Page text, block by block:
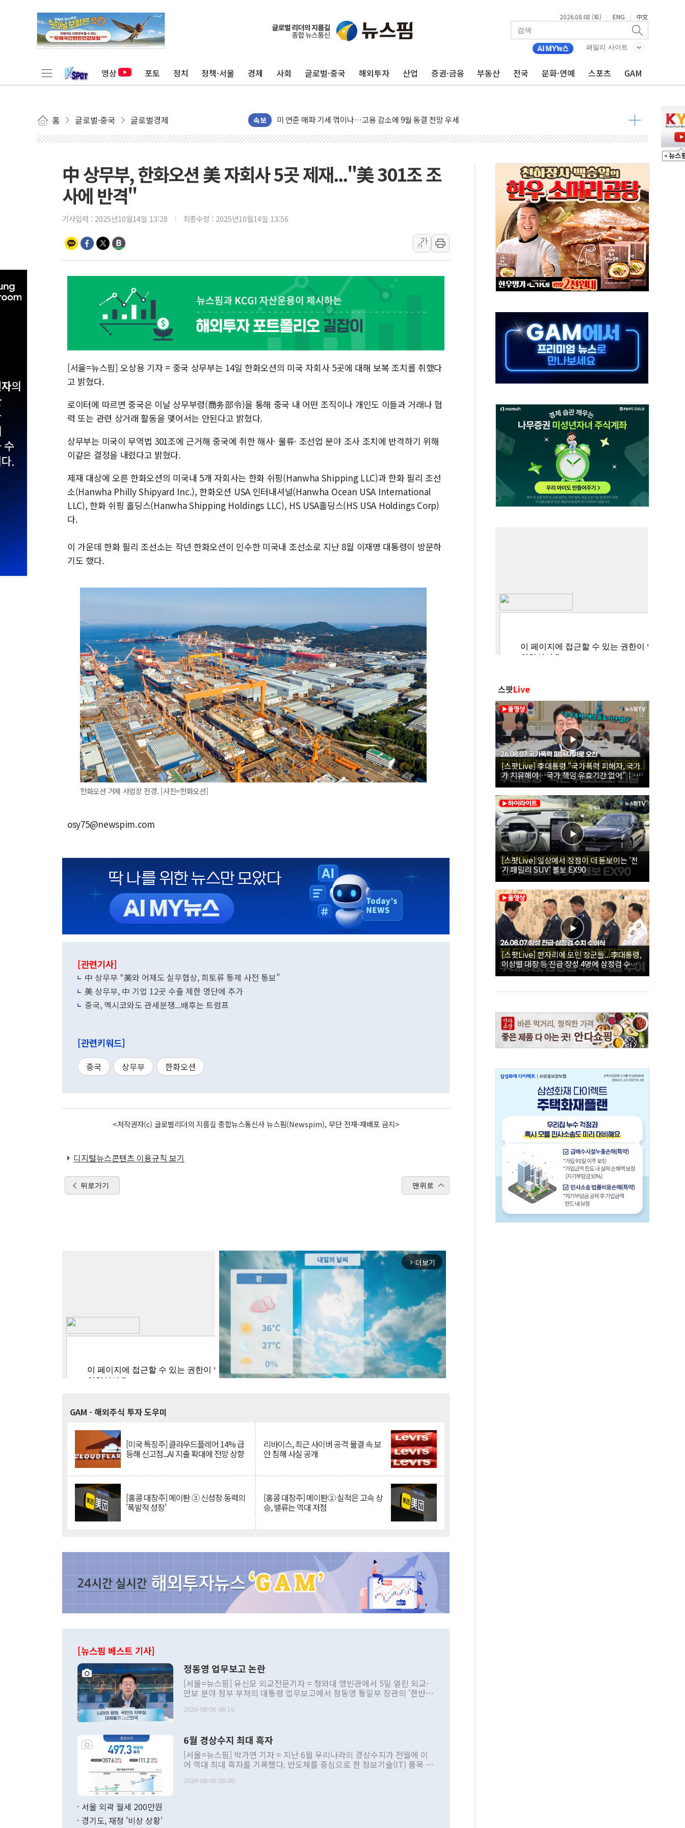
2026.08.08 (토) | ENG | 中文
패밀리 사이트
영상 포토 정치 정책·서울 경제 사회 글로벌·중국 해외투자 산업 증권·금융 부동산 전국 문화·연예 스포츠 GAM
홈 글로벌·중국 글로벌경제 속보
유럽증시, 美 고용 예상 밖 부진에 연준 금리 인상 가능성 낮아지며 상승… STOXX 600 지수는 나흘 연속 최고치
[종합] 이슬람 수니파 3국, '공동방위협정' 체결… 이스라엘·이란 위협에 맞설 자체 억지력 강화
트럼프, 백신·자폐증 행정명령 검토…"이르면 다음 주"
이란 핵심 원유 수출항 '하르그섬', 최근 1주일 이상 '올스톱'… 美 해상봉쇄 영향
美 고용 쇼크에 엔화 장중 급등…시장은 "또 개입했나" 촉각
뉴욕증시 프리뷰, 美 고용 쇼크에 금리 인상 우려 후퇴…나스닥 선물 1%대 상승
[사진] 이슬람 수니파 3개국, 공동방위협정 체결
뉴욕증시 개장 전 특징주...아틀라시안·클라우드플레어·태양광주↑ VS 트레이드데스크·웬디스↓
보훈부, 미 DPAA와 MOU… "6·25 미군 실종자 7359명 끝까지 찾겠다"
트럼프 "금리 내려야"…파월 때와 달리 워시엔 톤 낮춰
특정 정치인 측근 포항시 정책특보 내정설...포항시 '시끌'
李 "해남 태양광, 대한민국 다음 100년 밑거름…수도권 집중 완화 전환점"
李 대통령, '6시간 마라톤 부동산 2차 회의' 주재… "전폭적 공급 확대·속도전 총력"
트럼프, 中 겨냥 폴리실리콘 관세 15% 부과…美 태양광주 급등
[사진] 빈살만과 에르도안의 만남
中 상무부, 한화오션 美 자회사 5곳 제재..."美 301조 조
사에 반격"
기사입력 : 2025년10월14일 13:28 최종수정 : 2025년10월14일 13:56
가
가
[서울=뉴스핌] 오상용 기자 = 중국 상무부는 14일 한화오션의 미국 자회사 5곳에 대해 보복 조치를 취했다
고 밝혔다.
로이터에 따르면 중국은 이날 상무부령(商务部令)을 통해 중국 내 어떤 조직이나 개인도 이들과 거래나 협
력 또는 관련 상거래 활동을 맺어서는 안된다고 밝혔다.
상무부는 미국이 무역법 301조에 근거해 중국에 취한 해사· 물류· 조선업 분야 조사 조치에 반격하기 위해
이같은 결정을 내렸다고 밝혔다.
제재 대상에 오른 한화오션의 미국내 5개 자회사는 한화 쉬핑(Hanwha Shipping LLC)과 한화 필리 조선
소(Hanwha Philly Shipyard Inc.), 한화오션 USA 인터내셔널(Hanwha Ocean USA International
LLC), 한화 쉬핑 홀딩스(Hanwha Shipping Holdings LLC), HS USA홀딩스(HS USA Holdings Corp)
다.
이 가운데 한화 필리 조선소는 작년 한화오션이 인수한 미국내 조선소로 지난 8월 이재명 대통령이 방문하
기도 했다.
한화오션 거제 사업장 전경. [사진=한화오션]
osy75@newspim.com
[관련기사]
中 상무부 "美와 어제도 실무협상, 희토류 통제 사전 통보"
美 상무부, 中 기업 12곳 수출 제한 명단에 추가
중국, 멕시코와도 관세분쟁...배후는 트럼프
[관련키워드]
중국 상무부 한화오션
<저작권자(c) 글로벌리더의 지름길 종합뉴스통신사 뉴스핌(Newspim), 무단 전재-재배포 금지>
디지털뉴스콘텐츠 이용규칙 보기
뒤로가기 맨위로
arrow_forward_ios 더보기
GAM - 해외주식 투자 도우미
[미국 특징주] 클라우드플레어 14% 급
등해 신고점...AI 지출 확대에 전망 상향
리바이스, 최근 사이버 공격 물결 속 보
안 침해 사실 공개
[홍콩 대장주] 메이퇀 ③ 신성장 동력의
'폭발적 성장'
[홍콩 대장주] 메이퇀② 실적은 고속 상
승, 밸류는 역대 저점
[뉴스핌 베스트 기사]
정동영 업무보고 논란
[서울=뉴스핌] 유신모 외교전문기자 = 청와대 영빈관에서 5일 열린 외교·
안보 분야 정부 부처의 대통령 업무보고에서 정동영 통일부 장관의 '한반도
발언 중에는 정부 내 조율을 거치지 않은 사안을 정책으로 추진하겠다고 공
주의적 희망에 근거한 비현실적 구상'이라는 비판을 내놨다. 그동안 정 장
관의 대북 정책 관련 발언이 물의를 빚은 적은 여러 번 있지만 대통령과 유
관 부처 장관이 공개적으로 부정적 입장을 표명한 것은 이례적이다. 정 장
관의 무리한 대북 접근법과 월권을 제어해야 한다는 목소리도 높아지고 있
다. [정동영 통일부 장관이 지난달 23일 오후 서울 종로구 정부서울청사에
2026-08-06 06:10
6월 경상수지 최대 흑자
[서울=뉴스핌] 박가연 기자 = 지난 6월 우리나라의 경상수지가 전월에 이
어 역대 최대 흑자를 기록했다. 반도체를 중심으로 한 정보기술(IT) 품목 수
료=한국은행] 한국은행이 6일 발표한 '2026년 6월 국제수지(잠정)'에 따르
2026-08-06 08:00
서울 외곽 월세 200만원
경기도, 재정 '비상 상황'
스팟Live
[스팟Live] 李대통령 "국가폭력 피해자, 국가
가 치유해야…국가 책임 유효기간 없어"｜
26.08.07 국가폭력 피해자 위로 오찬
[스팟Live] 일상에서 장점이 더 돋보이는 '전
기 패밀리 SUV' 볼보 EX90
[스팟Live] 한자리에 모인 장군들...李대통령,
이상렬 대장 등 진급 장성 4명에 삼정검 수치
직접 수여｜26.08.07 장성 진급·삼정검 수치